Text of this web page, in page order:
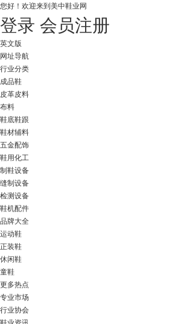
您好！ 欢迎来到美中鞋业网
登录 会员注册
英文版
网址导航
行业分类
成品鞋
皮革皮料
布料
鞋底鞋跟
鞋材辅料
五金配饰
鞋用化工
制鞋设备
缝制设备
检测设备
鞋机配件
品牌大全
运动鞋
正装鞋
休闲鞋
童鞋
更多热点
专业市场
行业协会